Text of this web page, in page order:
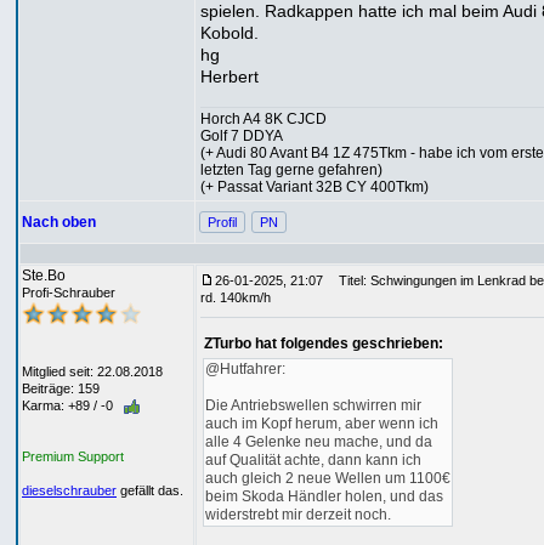
spielen. Radkappen hatte ich mal beim Audi
Kobold.
hg
Herbert
Horch A4 8K CJCD
Golf 7 DDYA
(+ Audi 80 Avant B4 1Z 475Tkm - habe ich vom
letzten Tag gerne gefahren)
(+ Passat Variant 32B CY 400Tkm)
Nach oben Profil PN
Ste.Bo
Profi-Schrauber
Mitglied seit: 22.08.2018
Beiträge: 159
Karma: +89 / -0
Premium Support
dieselschrauber gefällt das.
26-01-2025, 21:07
Titel: Schwingungen im Lenkrad
rd. 140km/h
ZTurbo hat folgendes geschrieben:
@Hutfahrer:
Die Antriebswellen schwirren mir
auch im Kopf herum, aber wenn ich
alle 4 Gelenke neu mache, und da
auf Qualität achte, dann kann ich
auch gleich 2 neue Wellen um 1100€
beim Skoda Händler holen, und das
widerstrebt mir derzeit noch.